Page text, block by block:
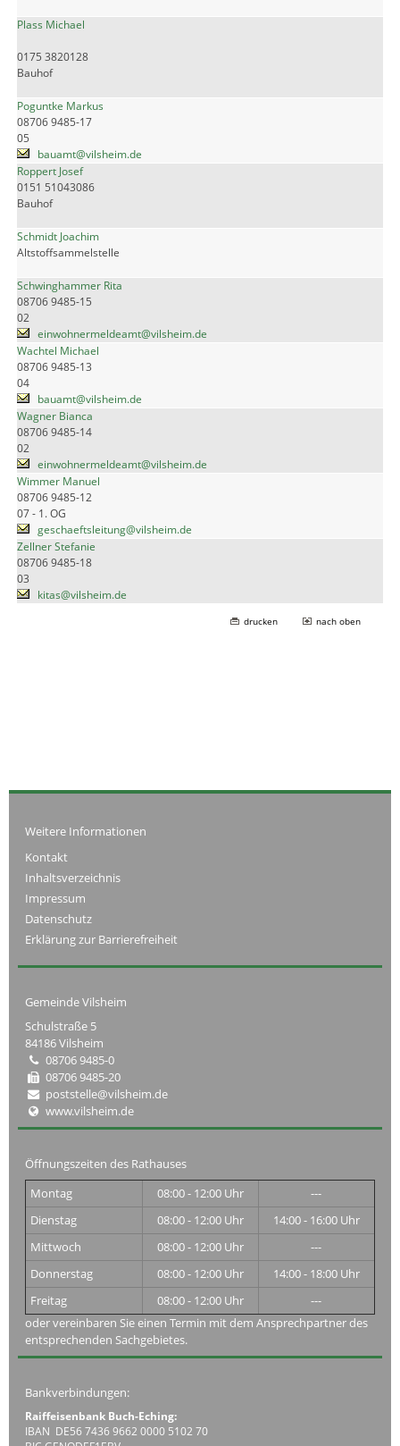
Plass Michael
0175 3820128
Bauhof
Poguntke Markus
08706 9485-17
05
bauamt@vilsheim.de
Roppert Josef
0151 51043086
Bauhof
Schmidt Joachim
Altstoffsammelstelle
Schwinghammer Rita
08706 9485-15
02
einwohnermeldeamt@vilsheim.de
Wachtel Michael
08706 9485-13
04
bauamt@vilsheim.de
Wagner Bianca
08706 9485-14
02
einwohnermeldeamt@vilsheim.de
Wimmer Manuel
08706 9485-12
07 - 1. OG
geschaeftsleitung@vilsheim.de
Zellner Stefanie
08706 9485-18
03
kitas@vilsheim.de
drucken nach oben
Weitere Informationen
Kontakt
Inhaltsverzeichnis
Impressum
Datenschutz
Erklärung zur Barrierefreiheit
Gemeinde Vilsheim
Schulstraße 5
84186 Vilsheim
08706 9485-0
08706 9485-20
poststelle@vilsheim.de
www.vilsheim.de
Öffnungszeiten des Rathauses
Montag
08:00 - 12:00 Uhr
---
Dienstag
08:00 - 12:00 Uhr
14:00 - 16:00 Uhr
Mittwoch
08:00 - 12:00 Uhr
---
Donnerstag
08:00 - 12:00 Uhr
14:00 - 18:00 Uhr
Freitag
08:00 - 12:00 Uhr
---
oder vereinbaren Sie einen Termin mit dem Ansprechpartner des
entsprechenden Sachgebietes.
Bankverbindungen:
Raiffeisenbank Buch-Eching:
IBAN DE56 7436 9662 0000 5102 70